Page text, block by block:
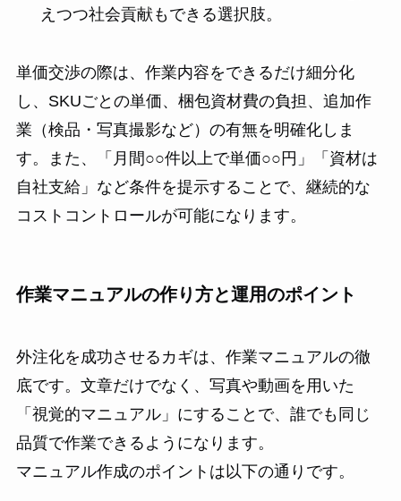
えつつ社会貢献もできる選択肢。
単価交渉の際は、作業内容をできるだけ細分化
し、SKUごとの単価、梱包資材費の負担、追加作
業（検品・写真撮影など）の有無を明確化しま
す。また、「月間○○件以上で単価○○円」「資材は
自社支給」など条件を提示することで、継続的な
コストコントロールが可能になります。
作業マニュアルの作り方と運用のポイント
外注化を成功させるカギは、作業マニュアルの徹
底です。文章だけでなく、写真や動画を用いた
「視覚的マニュアル」にすることで、誰でも同じ
品質で作業できるようになります。
マニュアル作成のポイントは以下の通りです。